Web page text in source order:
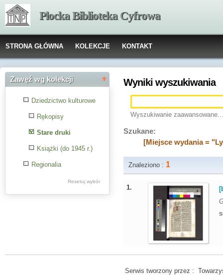
Płocka Biblioteka Cyfrowa
STRONA GŁÓWNA KOLEKCJE KONTAKT
Zawęź wg kolekcji
Dziedzictwo kulturowe
Rękopisy
Stare druki
Książki (do 1945 r.)
Regionalia
Resetuj wybór
Wyniki wyszukiwania
Wyszukiwanie zaawansowane...
Szukane:
[Miejsce wydania =
Znaleziono : 1
1.
Serwis tworzony przez :